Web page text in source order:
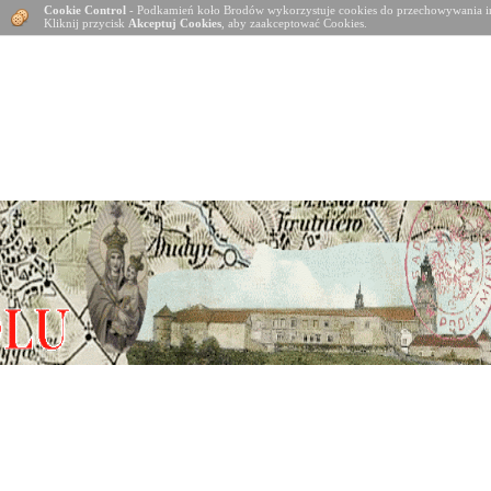
Cookie Control - Podkamień koło Brodów wykorzystuje cookies do
Kliknij przycisk Akceptuj Cookies , aby zaakceptować Cookies.